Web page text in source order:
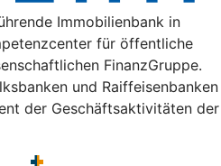
Immobilienbank in
für öffentliche
FinanzGruppe.
und Raiffeisenbanken
der Geschäftsaktivitäten der